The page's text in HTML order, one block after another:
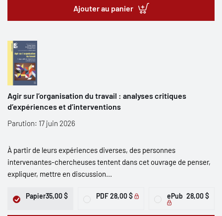
Ajouter au panier
Agir sur l’organisation du travail : analyses critiques
d’expériences et d’interventions
Parution: 17 juin 2026
À partir de leurs expériences diverses, des personnes
intervenantes-chercheuses tentent dans cet ouvrage de penser,
expliquer, mettre en discussion...
Papier35,00 $ PDF28,00 $ ePub 28,00 $